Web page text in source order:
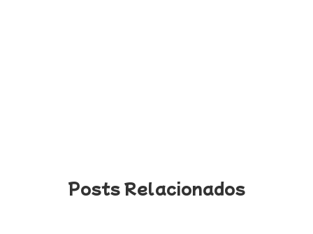
Posts Relacionados